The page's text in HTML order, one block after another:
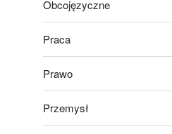
Obcojęzyczne
Praca
Prawo
Przemysł